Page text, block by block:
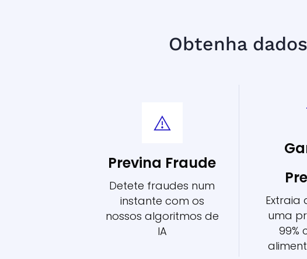
Obtenha
Previna Fraude
Detete fraudes num
instante com os
nossos algoritmos de
IA
Extraia
uma
99%